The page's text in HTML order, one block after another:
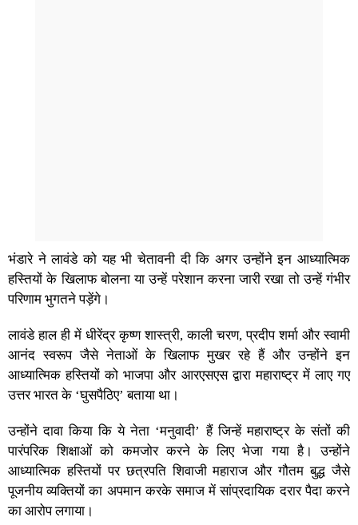
भंडारे ने लावंडे को यह भी चेतावनी दी कि अगर उन्होंने इन आध्यात्मिक
हस्तियों के खिलाफ बोलना या उन्हें परेशान करना जारी रखा तो उन्हें गंभीर
परिणाम भुगतने पड़ेंगे।
लावंडे हाल ही में धीरेंद्र कृष्ण शास्त्री, काली चरण, प्रदीप शर्मा और स्वामी
आनंद स्वरूप जैसे नेताओं के खिलाफ मुखर रहे हैं और उन्होंने इन
आध्यात्मिक हस्तियों को भाजपा और आरएसएस द्वारा महाराष्ट्र में लाए गए
उत्तर भारत के ‘घुसपैठिए’ बताया था।
उन्होंने दावा किया कि ये नेता ‘मनुवादी’ हैं जिन्हें महाराष्ट्र के संतों की
पारंपरिक शिक्षाओं को कमजोर करने के लिए भेजा गया है। उन्होंने
आध्यात्मिक हस्तियों पर छत्रपति शिवाजी महाराज और गौतम बुद्ध जैसे
पूजनीय व्यक्तियों का अपमान करके समाज में सांप्रदायिक दरार पैदा करने
का आरोप लगाया।